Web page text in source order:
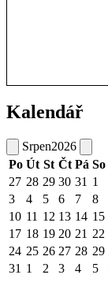
Kalendář
Srpen2026
Po Út St Čt Pá So
27 28 29 30 31 1
3
4 5 6 7 8
10 11 12 13 14 15
17 18 19 20 21 22
24 25 26 27 28 29
31 1 2 3 4 5